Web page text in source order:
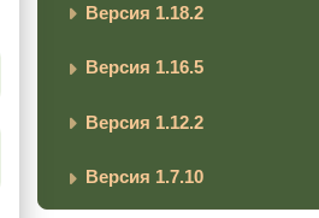
Версия 1.18.2
Версия 1.16.5
Версия 1.12.2
Версия 1.7.10